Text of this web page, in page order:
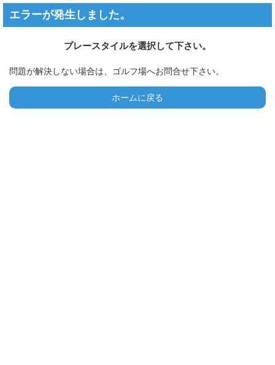
エラーが発生しました。
プレースタイルを選択して下さい。
問題が解決しない場合は、ゴルフ場へお問合せ下さい。
ホームに戻る